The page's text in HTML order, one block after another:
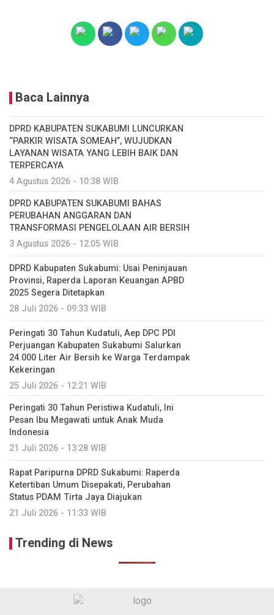
Baca Lainnya
DPRD KABUPATEN SUKABUMI LUNCURKAN
“PARKIR WISATA SOMEAH”, WUJUDKAN
LAYANAN WISATA YANG LEBIH BAIK DAN
TERPERCAYA
4 Agustus 2026 - 10:38 WIB
DPRD KABUPATEN SUKABUMI BAHAS
PERUBAHAN ANGGARAN DAN
TRANSFORMASI PENGELOLAAN AIR BERSIH
3 Agustus 2026 - 12:05 WIB
DPRD Kabupaten Sukabumi: Usai Peninjauan
Provinsi, Raperda Laporan Keuangan APBD
2025 Segera Ditetapkan
28 Juli 2026 - 09:33 WIB
Peringati 30 Tahun Kudatuli, Aep DPC PDI
Perjuangan Kabupaten Sukabumi Salurkan
24.000 Liter Air Bersih ke Warga Terdampak
Kekeringan
25 Juli 2026 - 12:21 WIB
Peringati 30 Tahun Peristiwa Kudatuli, Ini
Pesan Ibu Megawati untuk Anak Muda
Indonesia
21 Juli 2026 - 13:28 WIB
Rapat Paripurna DPRD Sukabumi: Raperda
Ketertiban Umum Disepakati, Perubahan
Status PDAM Tirta Jaya Diajukan
21 Juli 2026 - 11:33 WIB
Trending di News